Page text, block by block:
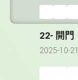
22- 開門
2025-10-21